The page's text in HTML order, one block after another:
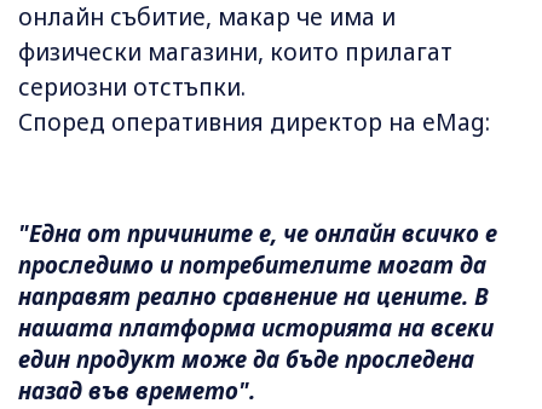
онлайн събитие, макар че има и
физически магазини, които прилагат
сериозни отстъпки.
Според оперативния директор на eMag:
"Една от причините е, че онлайн всичко е
проследимо и потребителите могат да
направят реално сравнение на цените. В
нашата платформа историята на всеки
един продукт може да бъде проследена
назад във времето".